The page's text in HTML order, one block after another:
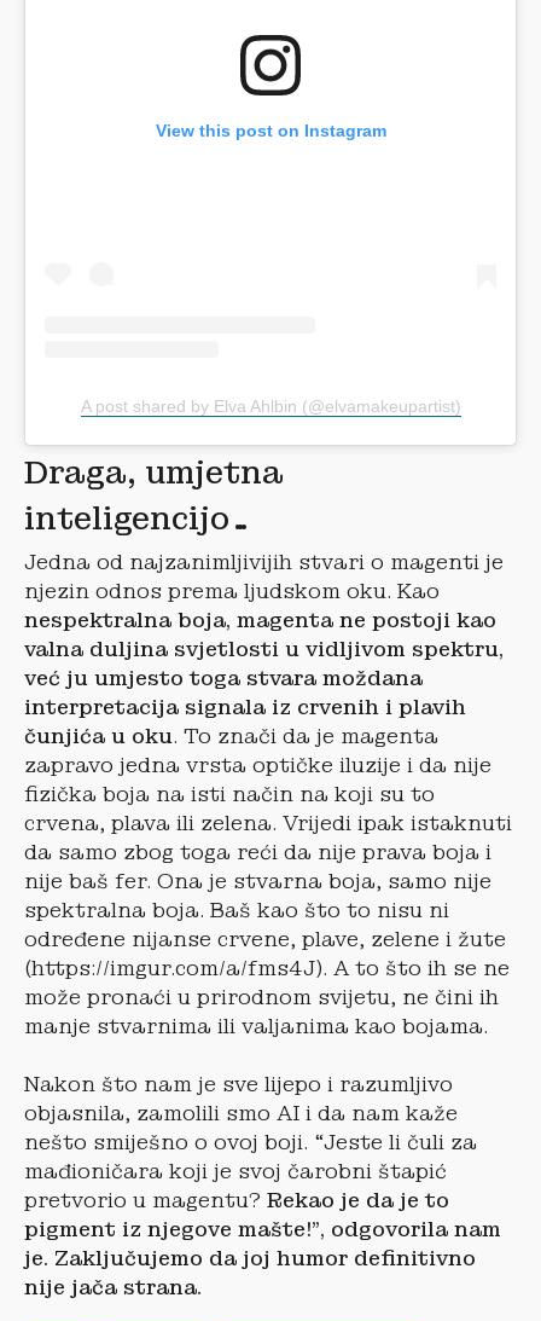
View this post on Instagram
A post shared by Elva Ahlbin (@elvamakeupartist)
Draga, umjetna
inteligencijo…
Jedna od najzanimljivijih stvari o magenti je
njezin odnos prema ljudskom oku. Kao
nespektralna boja, magenta ne postoji kao
valna duljina svjetlosti u vidljivom spektru,
već ju umjesto toga stvara moždana
interpretacija signala iz crvenih i plavih
čunjića u oku. To znači da je magenta
zapravo jedna vrsta optičke iluzije i da nije
fizička boja na isti način na koji su to
crvena, plava ili zelena. Vrijedi ipak istaknuti
da samo zbog toga reći da nije prava boja i
nije baš fer. Ona je stvarna boja, samo nije
spektralna boja. Baš kao što to nisu ni
određene nijanse crvene, plave, zelene i žute
(https://imgur.com/a/fms4J). A to što ih se ne
može pronaći u prirodnom svijetu, ne čini ih
manje stvarnima ili valjanima kao bojama.
Nakon što nam je sve lijepo i razumljivo
objasnila, zamolili smo AI i da nam kaže
nešto smiješno o ovoj boji. “Jeste li čuli za
mađioničara koji je svoj čarobni štapić
pretvorio u magentu? Rekao je da je to
pigment iz njegove mašte!”, odgovorila nam
je. Zaključujemo da joj humor definitivno
nije jača strana.